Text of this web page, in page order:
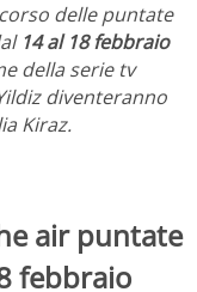
delle puntate
14 al 18 febbraio
della serie tv
diventeranno
Kiraz.
air puntate
febbraio